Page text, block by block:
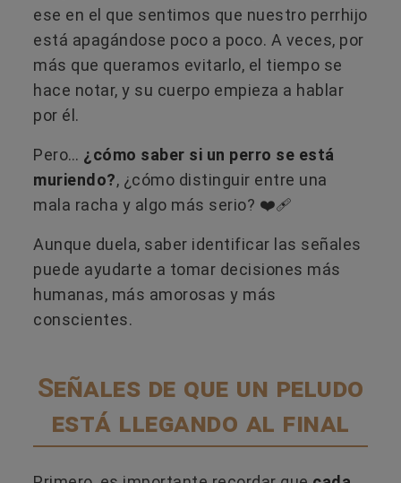
ese en el que sentimos que nuestro perrhijo
está apagándose poco a poco. A veces, por
más que queramos evitarlo, el tiempo se
hace notar, y su cuerpo empieza a hablar
por él.
Pero… ¿cómo saber si un perro se está
muriendo?, ¿cómo distinguir entre una
mala racha y algo más serio? ❤️‍🩹
Aunque duela, saber identificar las señales
puede ayudarte a tomar decisiones más
humanas, más amorosas y más
conscientes.
Señales de que un peludo
está llegando al final